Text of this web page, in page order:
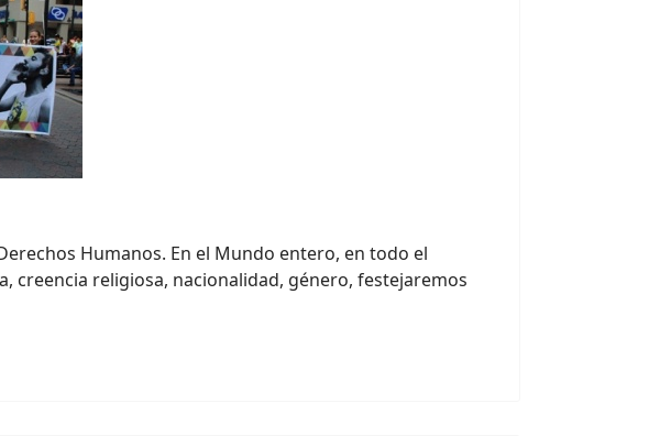
Humanos. En el Mundo entero, en todo el
creencia religiosa, nacionalidad, género, festejaremos